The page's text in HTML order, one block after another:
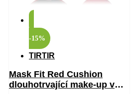
-15%
TIRTIR
Mask Fit Red Cushion
dlouhotrvající make-up v